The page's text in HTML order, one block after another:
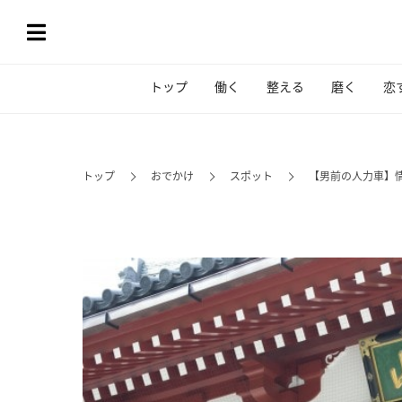
トップ 働く 整える 磨く 恋
トップ おでかけ スポット 【男前の人力車